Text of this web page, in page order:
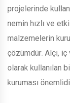
projelerinde
nemin hızlı ve
malzemelerin
çözümdür. Alçı, iç
olarak kullanılan
kuruması